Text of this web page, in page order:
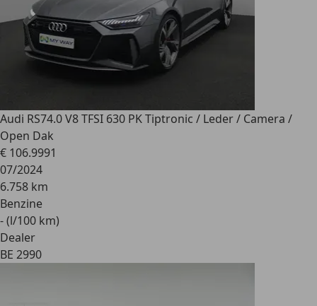
Audi RS74.0 V8 TFSI 630 PK Tiptronic / Leder / Camera /
Open Dak
€ 106.9991
07/2024
6.758 km
Benzine
- (l/100 km)
Dealer
BE 2990